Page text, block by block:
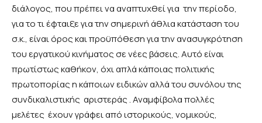
διάλογος, που πρέπει να αναπτυχθεί για την περίοδο,
για το τι έφταιξε για την σημερινή άθλια κατάσταση του
σ.κ., είναι όρος και προϋπόθεση για την ανασυγκρότηση
του εργατικού κινήματος σε νέες βάσεις. Αυτό είναι
πρωτίστως καθήκον, όχι απλά κάποιας πολιτικής
πρωτοπορίας η κάποιων ειδικών αλλά του συνόλου της
συνδικαλιστικής αριστεράς . Αναμφίβολα πολλές
μελέτες έχουν γράφει από ιστορικούς, νομικούς,